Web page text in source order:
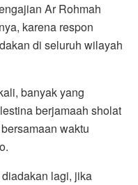
Ar Rohmah
karena respon
di seluruh wilayah
banyak yang
berjamaah sholat
waktu
lagi, jika